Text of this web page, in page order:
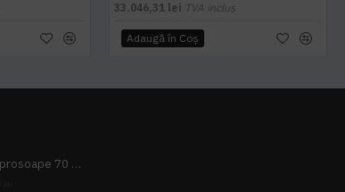
33.046,31 lei TVA inclus
Adaugă în Coş
Pachet 10 prosoape 70 x 140cm 9 + 1 gratuit